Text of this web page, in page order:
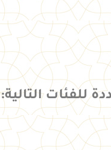
للفئات التالية: